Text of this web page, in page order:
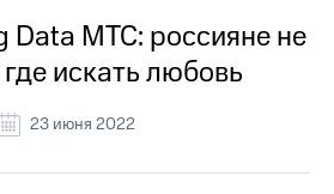
Data МТС: россияне не
искать любовь
23 июня 2022